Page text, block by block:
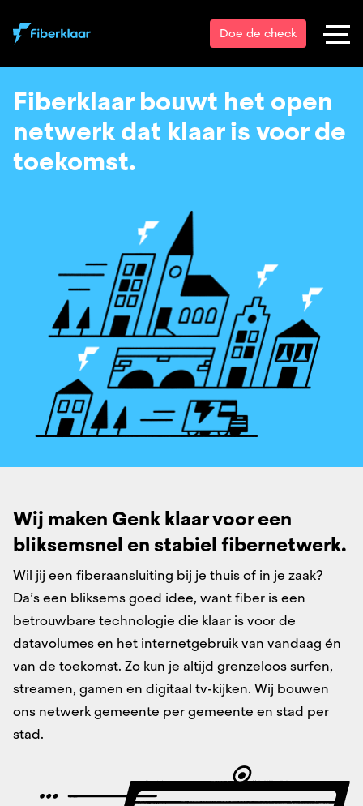
Doe de check
Fiberklaar bouwt het open
netwerk dat klaar is voor de
toekomst.
Wij maken Genk klaar voor een
bliksemsnel ​en stabiel fibernetwerk.​
Wil jij een fiberaansluiting bij je thuis of in je zaak?
Da’s een bliksems goed idee, want fiber is een
betrouwbare technologie die klaar is voor de
datavolumes en het internetgebruik van vandaag én
van de toekomst. Zo kun je altijd grenzeloos surfen,
streamen, gamen en digitaal tv-kijken. Wij bouwen
ons netwerk gemeente per gemeente en stad per
stad.